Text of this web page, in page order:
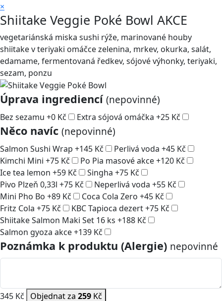
×
Shiitake Veggie Poké Bowl AKCE
vegetariánská miska sushi rýže, marinované houby
shiitake v teriyaki omáčce zelenina, mrkev, okurka, salát,
edamame, fermentovaná ředkev, sójové výhonky, teriyaki,
sezam, ponzu
Úprava ingrediencí (nepovinné)
Bez sezamu +0 Kč Extra sójová omáčka +25 Kč
Něco navíc (nepovinné)
Salmon Sushi Wrap +145 Kč Perlivá voda +45 Kč
Kimchi Mini +75 Kč Po Pia masové akce+120 Kč
Ice tea lemon +59 Kč Singha +75 Kč
Pivo Plzeň 0,33l +75 Kč Neperlivá voda +55 Kč
Mini Pho Bo +89 Kč Coca Cola Zero +45 Kč
Fritz Cola +75 Kč KBC Tapioca dezert+75 Kč
Shiitake Salmon Maki Set 16 ks +188 Kč
Salmon gyoza akce+139 Kč
Poznámka k produktu (Alergie) nepovinné
345 Kč Objednat za 259 Kč